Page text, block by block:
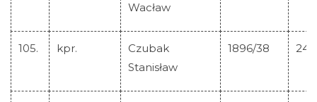
Wacław
105. kpr.
Czubak
Stanisław
1896/38